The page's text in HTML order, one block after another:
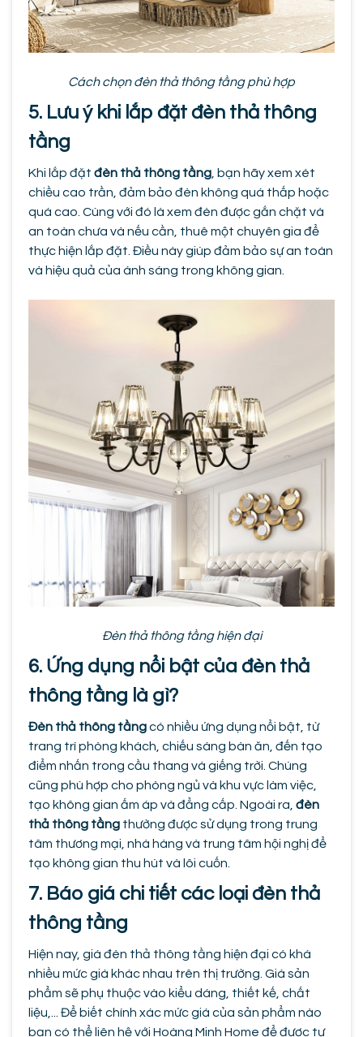
Cách chọn đèn thả thông tầng phù hợp
5. Lưu ý khi lắp đặt đèn thả thông
tầng
Khi lắp đặt đèn thả thông tầng, bạn hãy xem xét
chiều cao trần, đảm bảo đèn không quá thấp hoặc
quá cao. Cùng với đó là xem đèn được gắn chặt và
an toàn chưa và nếu cần, thuê một chuyên gia để
thực hiện lắp đặt. Điều này giúp đảm bảo sự an toàn
và hiệu quả của ánh sáng trong không gian.
Đèn thả thông tầng hiện đại
6. Ứng dụng nổi bật của đèn thả
thông tầng là gì?
Đèn thả thông tầngcó nhiều ứng dụng nổi bật, từ
trang trí phòng khách, chiếu sáng bàn ăn, đến tạo
điểm nhấn trong cầu thang và giếng trời. Chúng
cũng phù hợp cho phòng ngủ và khu vực làm việc,
tạo không gian ấm áp và đẳng cấp. Ngoài ra, đèn
thả thông tầng thường được sử dụng trong trung
tâm thương mại, nhà hàng và trung tâm hội nghị để
tạo không gian thu hút và lôi cuốn.
7. Báo giá chi tiết các loại đèn thả
thông tầng
Hiện nay, giá đèn thả thông tầng hiện đại có khá
nhiều mức giá khác nhau trên thị trường. Giá sản
phẩm sẽ phụ thuộc vào kiểu dáng, thiết kế, chất
liệu,... Để biết chính xác mức giá của sản phẩm nào
bạn có thể liên hệ với Hoàng Minh Home để được tư